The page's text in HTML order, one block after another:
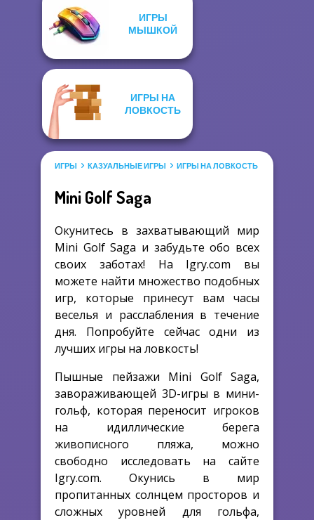
ИГРЫ
МЫШКОЙ
ИГРЫ НА
ЛОВКОСТЬ
ИГРЫ КАЗУАЛЬНЫЕ ИГРЫ ИГРЫ НА ЛОВКОСТЬ
Mini Golf Saga
Окунитесь в захватывающий мир
Mini Golf Saga и забудьте обо всех
своих заботах! На Igry.com вы
можете найти множество подобных
игр, которые принесут вам часы
веселья и расслабления в течение
дня. Попробуйте сейчас одни из
лучших игры на ловкость!
Пышные пейзажи Mini Golf Saga,
завораживающей 3D-игры в мини-
гольф, которая переносит игроков
на идиллические берега
живописного пляжа, можно
свободно исследовать на сайте
Igry.com. Окунись в мир
пропитанных солнцем просторов и
сложных уровней для гольфа,